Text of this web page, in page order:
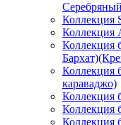
Коллекция
Коллекция
Коллекция
Коллекция
караваджо)
Коллекция
Коллекция
Коллекция